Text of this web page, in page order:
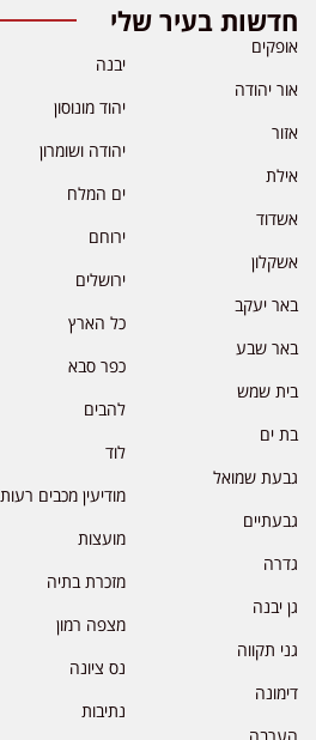
חדשות בעיר שלי
אופקים
אור יהודה
אזור
אילת
אשדוד
אשקלון
באר יעקב
באר שבע
בית שמש
בת ים
גבעת שמואל
גבעתיים
גדרה
גן יבנה
גני תקווה
דימונה
הערבה
יבנה
יהוד מונוסון
יהודה ושומרון
ים המלח
ירוחם
ירושלים
כל הארץ
כפר סבא
להבים
לוד
מודיעין מכבים רעות
מועצות
מזכרת בתיה
מצפה רמון
נס ציונה
נתיבות